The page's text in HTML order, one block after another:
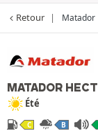
Retour Matador
MATADOR
Été
C B